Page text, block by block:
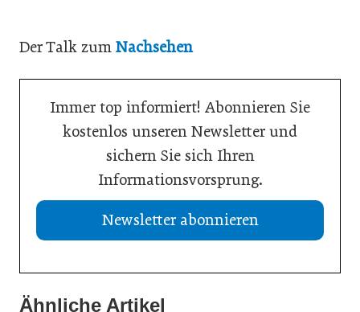
Der Talk zum Nachsehen
Immer top informiert! Abonnieren Sie
kostenlos unseren Newsletter und
sichern Sie sich Ihren
Informationsvorsprung.
Newsletter abonnieren
Ähnliche Artikel
08. Juni 2026